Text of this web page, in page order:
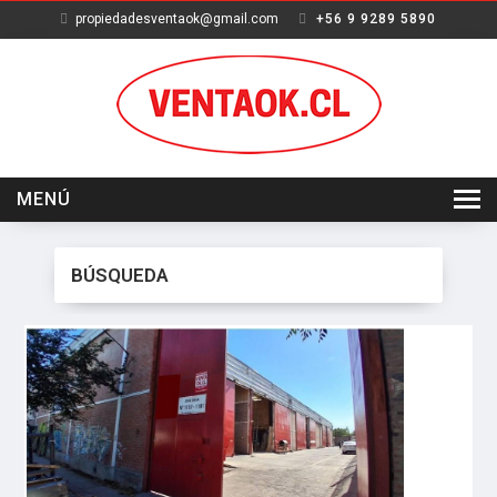
propiedadesventaok@gmail.com +56 9 9289 5890
MENÚ
ARRIENDO
SERVICIOS
NOSOTROS
CONTACTO
BÚSQUEDA